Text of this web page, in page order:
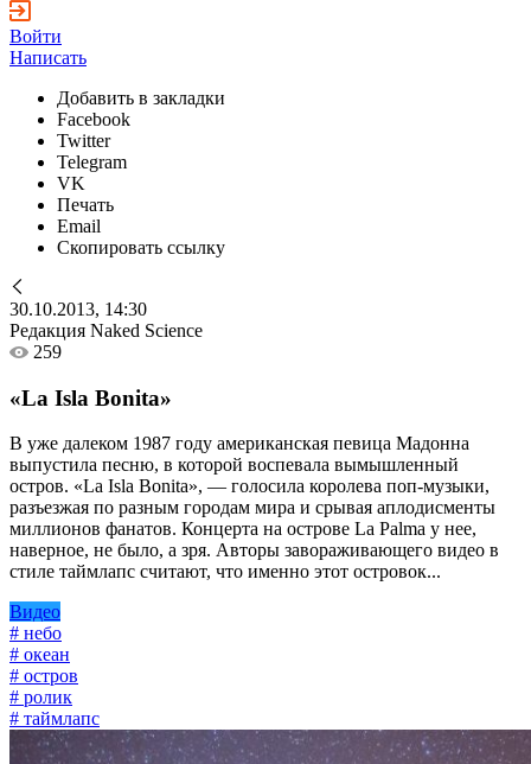
Войти
Написать
Добавить в закладки
Facebook
Twitter
Telegram
VK
Печать
Email
Скопировать ссылку
30.10.2013, 14:30
Редакция Naked Science
259
«La Isla Bonita»
В уже далеком 1987 году американская певица Мадонна
выпустила песню, в которой воспевала вымышленный
остров. «La Isla Bonita», — голосила королева поп-музыки,
разъезжая по разным городам мира и срывая аплодисменты
миллионов фанатов. Концерта на острове La Palma у нее,
наверное, не было, а зря. Авторы завораживающего видео в
стиле таймлапс считают, что именно этот островок...
Видео
# небо
# океан
# остров
# ролик
# таймлапс